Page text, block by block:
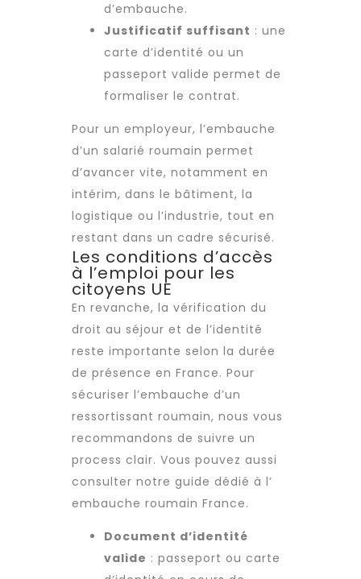
d’embauche.
Justificatif suffisant : une
carte d’identité ou un
passeport valide permet de
formaliser le contrat.
Pour un employeur, l’embauche
d’un salarié roumain permet
d’avancer vite, notamment en
intérim, dans le bâtiment, la
logistique ou l’industrie, tout en
restant dans un cadre sécurisé.
Les conditions d’accès
à l’emploi pour les
citoyens UE
En revanche, la vérification du
droit au séjour et de l’identité
reste importante selon la durée
de présence en France. Pour
sécuriser l’embauche d’un
ressortissant roumain, nous vous
recommandons de suivre un
process clair. Vous pouvez aussi
consulter notre guide dédié à l’
embauche roumain France.
Document d’identité
valide : passeport ou carte